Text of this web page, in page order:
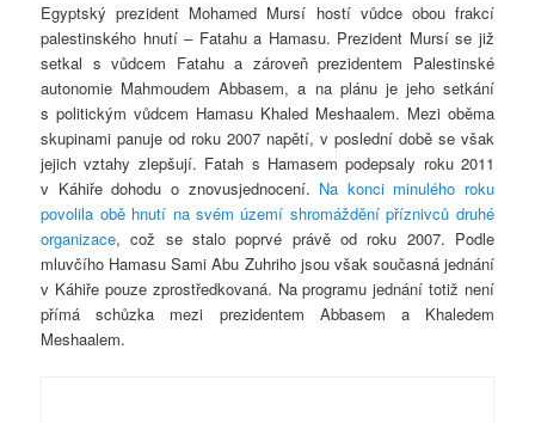
Egyptský prezident Mohamed Mursí hostí vůdce obou frakcí
palestinského hnutí – Fatahu a Hamasu. Prezident Mursí se již
setkal s vůdcem Fatahu a zároveň prezidentem Palestinské
autonomie Mahmoudem Abbasem, a na plánu je jeho setkání
s politickým vůdcem Hamasu Khaled Meshaalem. Mezi oběma
skupinami panuje od roku 2007 napětí, v poslední době se však
jejich vztahy zlepšují. Fatah s Hamasem podepsaly roku 2011
v Káhiře dohodu o znovusjednocení. Na konci minulého roku
povolila obě hnutí na svém území shromáždění příznivců druhé
organizace, což se stalo poprvé právě od roku 2007. Podle
mluvčího Hamasu Sami Abu Zuhriho jsou však současná jednání
v Káhiře pouze zprostředkovaná. Na programu jednání totiž není
přímá schůzka mezi prezidentem Abbasem a Khaledem
Meshaalem.